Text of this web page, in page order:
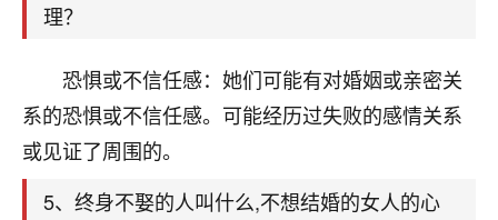
理？
恐惧或不信任感：她们可能有对婚姻或亲密关
系的恐惧或不信任感。可能经历过失败的感情关系
或见证了周围的。
5、终身不娶的人叫什么,不想结婚的女人的心
3小时前 来自河北
付深
我是公司人事调整，有升迁机会，但同时竞争的我们
三个，找老师的时候是抱着侥幸心理，没想到老师看
着我晋升有望，我半信半疑的按照老师建议，做了化
后，我以为都没戏了，结果开年一上班，开会提拔升